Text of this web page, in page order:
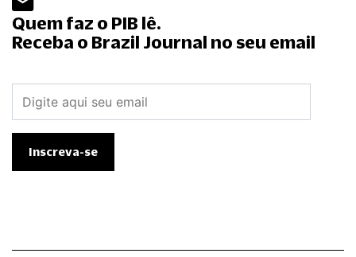
Quem faz o PIB lê.
Receba o Brazil Journal no seu email